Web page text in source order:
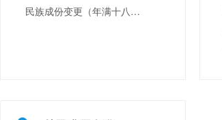
民族成份变更（年满十八岁）